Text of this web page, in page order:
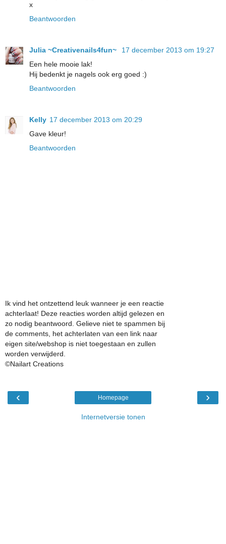
x
Beantwoorden
Julia ~Creativenails4fun~
17 december 2013 om 19:27
Een hele mooie lak!
Hij bedenkt je nagels ook erg goed :)
Beantwoorden
Kelly 17 december 2013 om 20:29
Gave kleur!
Beantwoorden
Ik vind het ontzettend leuk wanneer je een reactie
achterlaat! Deze reacties worden altijd gelezen en
zo nodig beantwoord. Gelieve niet te spammen bij
de comments, het achterlaten van een link naar
eigen site/webshop is niet toegestaan en zullen
worden verwijderd.
©Nailart Creations
‹ ›
Homepage
Internetversie tonen